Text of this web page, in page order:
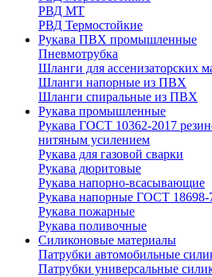
РВД МТ
РВД Термостойкие
Рукава ПВХ промышленные
Пневмотрубка
Шланги для ассенизаторских
Шланги напорные из ПВХ
Шланги спиральные из ПВХ
Рукава промышленные
Рукава ГОСТ 10362-2017
нитяным усилением
Рукава для газовой сварки
Рукава дюритовые
Рукава напорно-всасывающие
Рукава напорные ГОСТ 18698-
Рукава пожарные
Рукава поливочные
Силиконовые материалы
Патрубки автомобильные
Патрубки универсальные